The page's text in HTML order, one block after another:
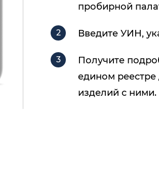
пробирной
Введите УИН,
Получите
едином
изделий с ними.